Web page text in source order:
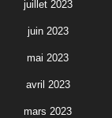
juillet 2023
juin 2023
mai 2023
avril 2023
mars 2023